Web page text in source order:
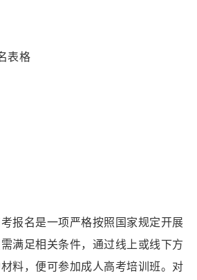
表格
报名是一项严格按照国家规定开展
满足相关条件，通过线上或线下方
料，便可参加成人高考培训班。对